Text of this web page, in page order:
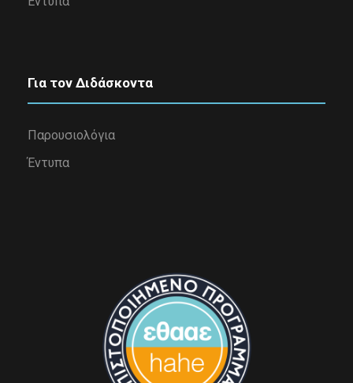
Για τον Διδάσκοντα
Παρουσιολόγια
Έντυπα